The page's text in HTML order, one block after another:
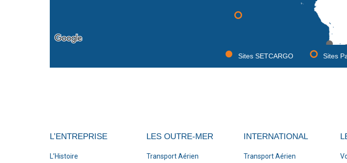
Sites
Sites SETCARGO
L’ENTREPRISE
L’Histoire
LES OUTRE-MER
Transport Aérien
INTERNATIONAL
Transport Aérien